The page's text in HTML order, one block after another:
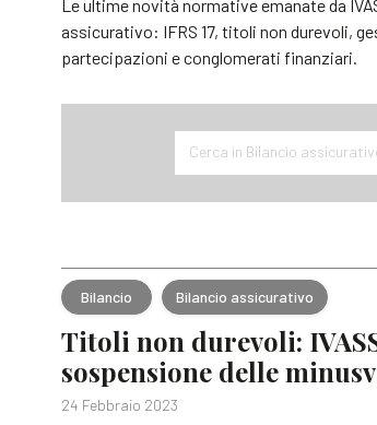
Le ultime novità normative emanate da
assicurativo: IFRS 17, titoli non durevoli,
partecipazioni e conglomerati finanziari.
Cerca in Bilancio
Bilancio Bilancio assicurativo
Titoli non durevoli:
sospensione delle
24 Febbraio 2023